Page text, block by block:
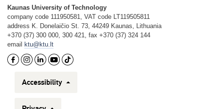
Kaunas University of Technology
company code 111950581, VAT code LT119505811
address K. Donelaičio St. 73, 44249 Kaunas, Lithuania
+370 (37) 300 000, 300 421, fax +370 (37) 324 144
email
ktu@ktu.lt
Accessibility